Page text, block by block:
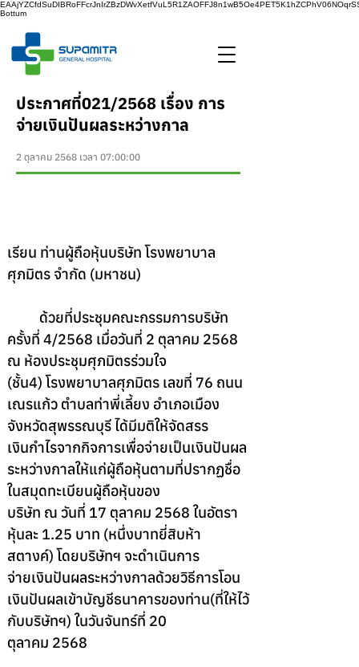
Bottum
ประกาศที่021/2568 เรื่อง การ
จ่ายเงินปันผลระหว่างกาล
2 ตุลาคม 2568 เวลา 07:00:00
เรียน ท่านผู้ถือหุ้นบริษัท โรงพยาบาล
ศุภมิตร จํากัด (มหาชน)
ครั้งที่ 4/2568 เมื่อวันที่ 2 ตุลาคม 2568
ณ ห้องประชุมศุภมิตรร่วมใจ
(ชั้น4) โรงพยาบาลศุภมิตร เลขที่ 76 ถนน
เณรแก้ว ตําบลท่าพี่เลี้ยง อําเภอเมือง
จังหวัดสุพรรณบุรี ได้มีมติให้จัดสรร
เงินกําไรจากกิจการเพื่อจ่ายเป็นเงินปันผล
ระหว่างกาลให้แก่ผู้ถือหุ้นตามที่ปรากฏชื่อ
ในสมุดทะเบียนผู้ถือหุ้นของ
บริษัท ณ วันที่ 17 ตุลาคม 2568 ในอัตรา
หุ้นละ 1.25 บาท (หนึ่งบาทยี่สิบห้า
สตางค์) โดยบริษัทฯ จะดําเนินการ
จ่ายเงินปันผลระหว่างกาลด้วยวิธีการโอน
เงินปันผลเข้าบัญชีธนาคารของท่าน(ที่ให้ไว้
กับบริษัทฯ) ในวันจันทร์ที่ 20
ตุลาคม 2568